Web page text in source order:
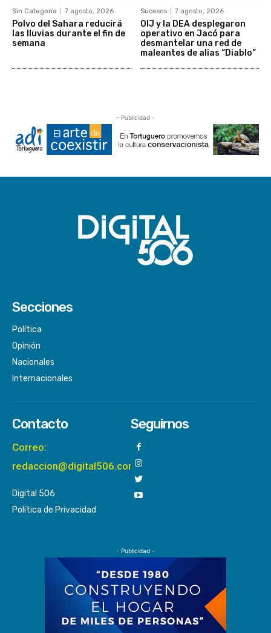
Sin Categoría 7 agosto, 2026
Polvo del Sahara reducirá
las lluvias durante el fin de
semana
Sucesos 7 agosto, 2026
OIJ y la DEA desplegaron
operativo en Jacó para
desmantelar una red de
maleantes de alias “Diablo”
- Publicidad -
Secciones
Política
Opinión
Nacionales
Internacionales
Contacto
Correo:
redaccion@digital506.com
Digital 506
Política de Privacidad
Seguirnos
- Publicidad -